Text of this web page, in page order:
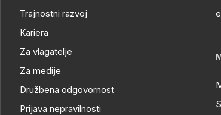
Trajnostni razvoj
Kariera
Za vlagatelje
Za medije
Družbena odgovornost
Prijava nepravilnosti